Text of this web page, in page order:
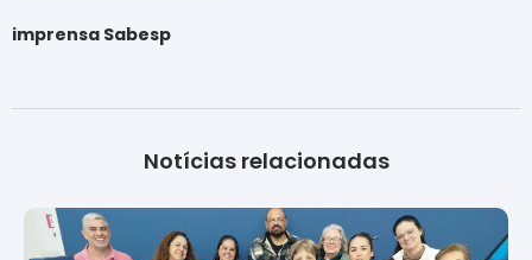
imprensa Sabesp
Notícias relacionadas